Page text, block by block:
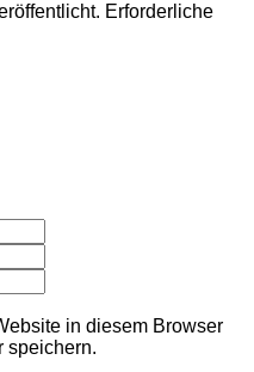
Erforderliche
in diesem Browser
speichern.